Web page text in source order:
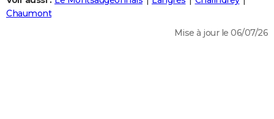
Destinations
City break
Voyage nature
Voyage de noces
Forum
Climat
+
PHOTO
Chaumont
Mise à jour le 06/07/26